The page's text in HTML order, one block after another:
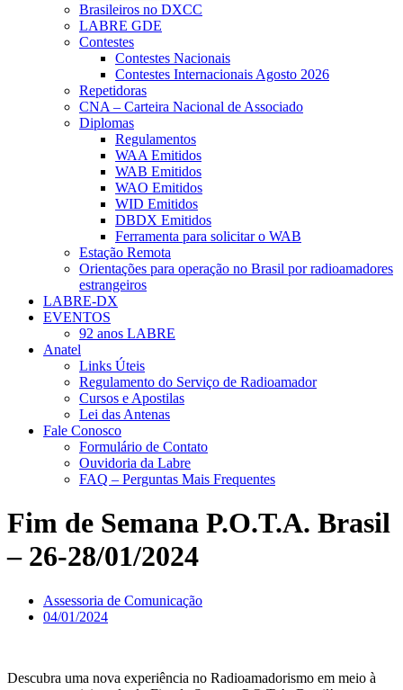
Brasileiros no DXCC
LABRE GDE
Contestes
Contestes Nacionais
Contestes Internacionais Agosto 2026
Repetidoras
CNA – Carteira Nacional de Associado
Diplomas
Regulamentos
WAA Emitidos
WAB Emitidos
WAO Emitidos
WID Emitidos
DBDX Emitidos
Ferramenta para solicitar o WAB
Estação Remota
Orientações para operação no Brasil por radioamadores
estrangeiros
LABRE-DX
EVENTOS
92 anos LABRE
Anatel
Links Úteis
Regulamento do Serviço de Radioamador
Cursos e Apostilas
Lei das Antenas
Fale Conosco
Formulário de Contato
Ouvidoria da Labre
FAQ – Perguntas Mais Frequentes
Fim de Semana P.O.T.A. Brasil
– 26-28/01/2024
Assessoria de Comunicação
04/01/2024
Descubra uma nova experiência no Radioamadorismo em meio à